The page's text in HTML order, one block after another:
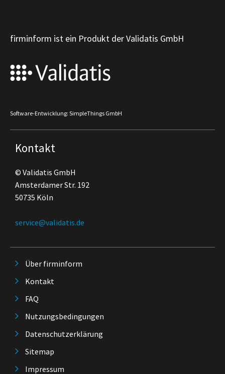
firminform ist ein Produkt der Validatis GmbH
Software-Entwicklung: SimpleThings GmbH
Kontakt
© Validatis GmbH
Amsterdamer Str. 192
50735 Köln
service@validatis.de
Über firminform
Kontakt
FAQ
Nutzungsbedingungen
Datenschutzerklärung
Sitemap
Impressum